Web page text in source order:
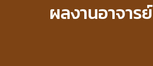
ผลงานอาจารย์